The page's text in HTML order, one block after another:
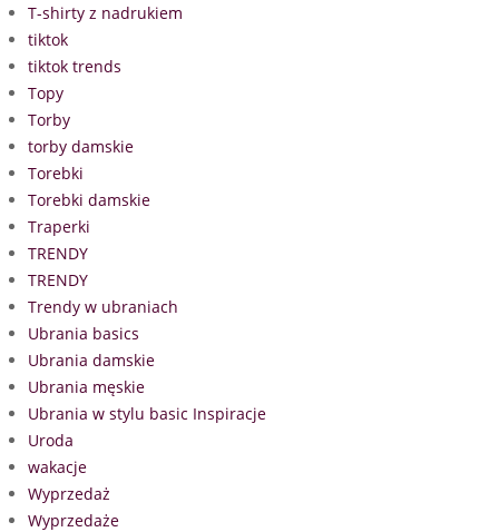
T-shirty z nadrukiem
tiktok
tiktok trends
Topy
Torby
torby damskie
Torebki
Torebki damskie
Traperki
TRENDY
TRENDY
Trendy w ubraniach
Ubrania basics
Ubrania damskie
Ubrania męskie
Ubrania w stylu basic Inspiracje
Uroda
wakacje
Wyprzedaż
Wyprzedaże